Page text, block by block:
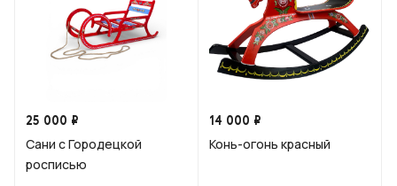
25 000 ₽
Сани с Городецкой
росписью
14 000 ₽
Конь-огонь красный